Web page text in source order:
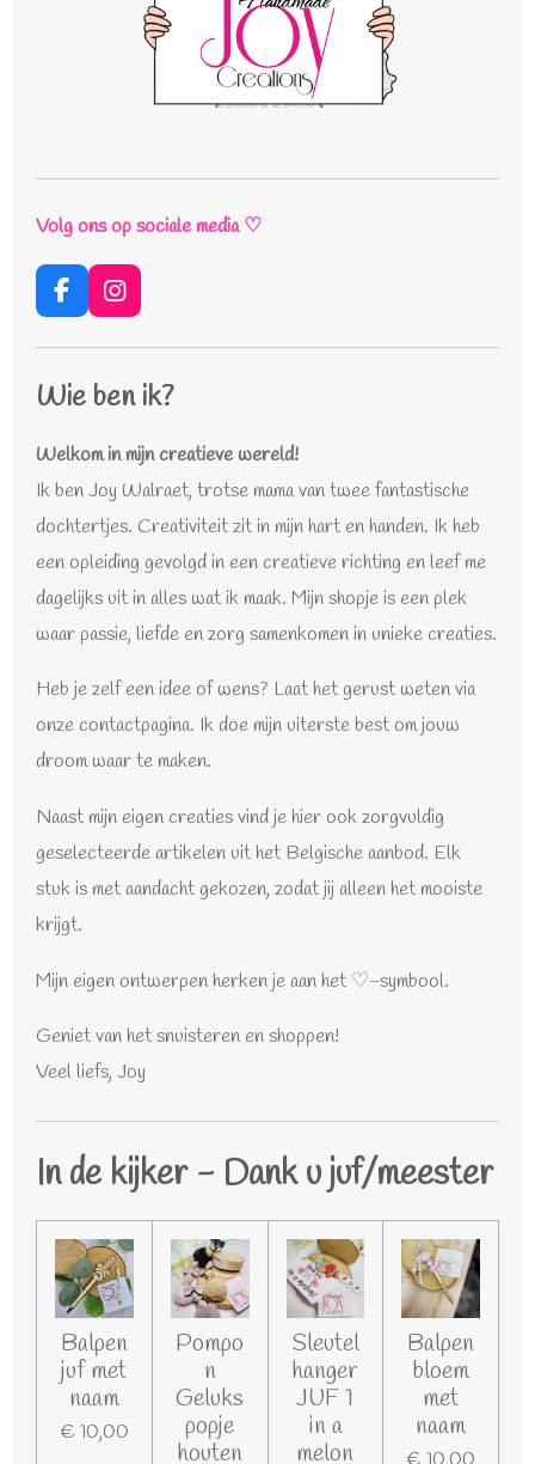
Volg ons op sociale media ♡
F
a
c
b
o
k
I
n
s
a
r
a
m
Wie ben ik?
Welkom in mijn creatieve wereld!
Ik ben Joy Walraet, trotse mama van twee fantastische
dochtertjes. Creativiteit zit in mijn hart en handen. Ik heb
een opleiding gevolgd in een creatieve richting en leef me
dagelijks uit in alles wat ik maak. Mijn shopje is een plek
waar passie, liefde en zorg samenkomen in unieke creaties.
Heb je zelf een idee of wens? Laat het gerust weten via
onze contactpagina. Ik doe mijn uiterste best om jouw
droom waar te maken.
Naast mijn eigen creaties vind je hier ook zorgvuldig
geselecteerde artikelen uit het Belgische aanbod. Elk
stuk is met aandacht gekozen, zodat jij alleen het mooiste
krijgt.
Mijn eigen ontwerpen herken je aan het ♡-symbool.
Geniet van het snuisteren en shoppen!
Veel liefs, Joy
In de kijker - Dank u juf/meester
Balpen
juf met
naam
€ 10,00
Pompo
n
Geluks
popje
houten
Sleutel
hanger
JUF 1
in a
melon
Balpen
bloem
met
naam